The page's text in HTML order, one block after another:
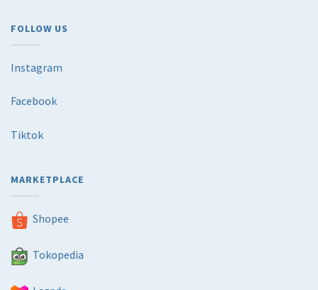
FOLLOW US
Instagram
Facebook
Tiktok
MARKETPLACE
Shopee
Tokopedia